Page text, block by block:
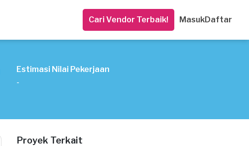
Cari Vendor Terbaik! MasukDaftar
Estimasi Nilai Pekerjaan
-
Proyek Terkait